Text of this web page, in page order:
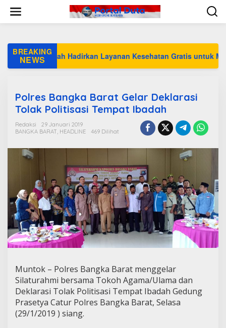
w
BREAKING
NEWS
PT Timah Hadirkan Layanan Kesehatan Gratis untuk
Polres Bangka Barat Gelar Deklarasi
Tolak Politisasi Tempat Ibadah
Redaksi
29 Januari 2019
BANGKA BARAT, HEADLINE 469 Dilihat
Muntok – Polres Bangka Barat menggelar
Silaturahmi bersama Tokoh Agama/Ulama dan
Deklarasi Tolak Politisasi Tempat Ibadah Gedung
Prasetya Catur Polres Bangka Barat, Selasa
(29/1/2019 ) siang.